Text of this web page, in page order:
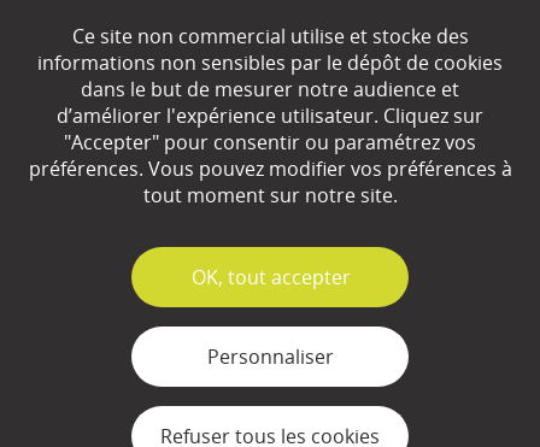
EN SAVOIR
Qui sommes-nous ?
Partenaires
Plan du site
Mentions légales
Gestion des cookies
Ce site non commercial utilise et stocke des
informations non sensibles par le dépôt de cookies
dans le but de mesurer notre audience et
d’améliorer l'expérience utilisateur. Cliquez sur
"Accepter" pour consentir ou paramétrez vos
préférences. Vous pouvez modifier vos préférences à
tout moment sur notre site.
✓
OK, tout accepter
Personnaliser
Refuser tous les cookies